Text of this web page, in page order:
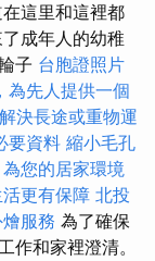
這里和這裡都
成年人的幼稚
子 台胞證照片
為先人提供一個
決長途或重物運
要資料 縮小毛孔
您的居家環境
更有保障 北投
服務 為了確保
作和家裡澄清。